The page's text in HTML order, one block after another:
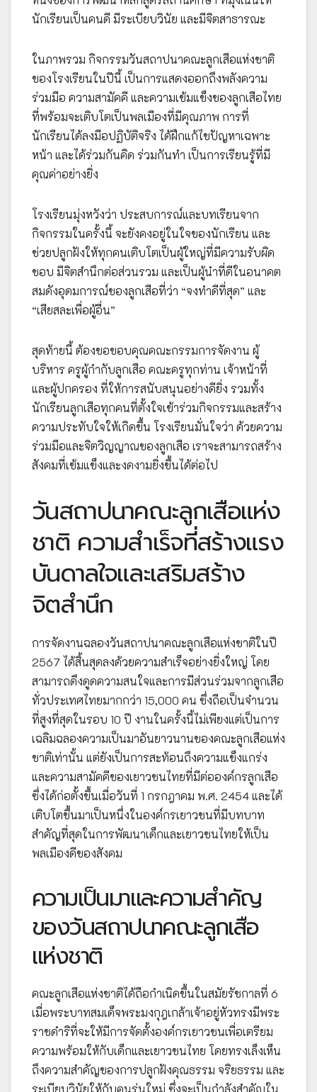
นักเรียนเป็นคนดี มีระเบียบวินัย และมีจิตสาธารณะ
ในภาพรวม กิจกรรมวันสถาปนาคณะลูกเสือแห่งชาติ
ของโรงเรียนในปีนี้ เป็นการแสดงออกถึงพลังความ
ร่วมมือ ความสามัคคี และความเข้มแข็งของลูกเสือไทย
ที่พร้อมจะเติบโตเป็นพลเมืองที่มีคุณภาพ การที่
นักเรียนได้ลงมือปฏิบัติจริง ได้ฝึกแก้ไขปัญหาเฉพาะ
หน้า และได้ร่วมกันคิด ร่วมกันทำ เป็นการเรียนรู้ที่มี
คุณค่าอย่างยิ่ง
โรงเรียนมุ่งหวังว่า ประสบการณ์และบทเรียนจาก
กิจกรรมในครั้งนี้ จะยังคงอยู่ในใจของนักเรียน และ
ช่วยปลูกฝังให้ทุกคนเติบโตเป็นผู้ใหญ่ที่มีความรับผิด
ชอบ มีจิตสำนึกต่อส่วนรวม และเป็นผู้นำที่ดีในอนาคต
สมดังอุดมการณ์ของลูกเสือที่ว่า “จงทำดีที่สุด” และ
“เสียสละเพื่อผู้อื่น”
สุดท้ายนี้ ต้องขอขอบคุณคณะกรรมการจัดงาน ผู้
บริหาร ครูผู้กำกับลูกเสือ คณะครูทุกท่าน เจ้าหน้าที่
และผู้ปกครอง ที่ให้การสนับสนุนอย่างดียิ่ง รวมทั้ง
นักเรียนลูกเสือทุกคนที่ตั้งใจเข้าร่วมกิจกรรมและสร้าง
ความประทับใจให้เกิดขึ้น โรงเรียนมั่นใจว่า ด้วยความ
ร่วมมือและจิตวิญญาณของลูกเสือ เราจะสามารถสร้าง
สังคมที่เข้มแข็งและงดงามยิ่งขึ้นได้ต่อไป
วันสถาปนาคณะลูกเสือแห่ง
ชาติ ความสำเร็จที่สร้างแรง
บันดาลใจและเสริมสร้าง
จิตสำนึก
การจัดงานฉลองวันสถาปนาคณะลูกเสือแห่งชาติในปี
2567 ได้สิ้นสุดลงด้วยความสำเร็จอย่างยิ่งใหญ่ โดย
สามารถดึงดูดความสนใจและการมีส่วนร่วมจากลูกเสือ
ทั่วประเทศไทยมากกว่า 15,000 คน ซึ่งถือเป็นจำนวน
ที่สูงที่สุดในรอบ 10 ปี งานในครั้งนี้ไม่เพียงแต่เป็นการ
เฉลิมฉลองความเป็นมาอันยาวนานของคณะลูกเสือแห่ง
ชาติเท่านั้น แต่ยังเป็นการสะท้อนถึงความแข็งแกร่ง
และความสามัคคีของเยาวชนไทยที่มีต่อองค์กรลูกเสือ
ซึ่งได้ก่อตั้งขึ้นเมื่อวันที่ 1 กรกฎาคม พ.ศ. 2454 และได้
เติบโตขึ้นมาเป็นหนึ่งในองค์กรเยาวชนที่มีบทบาท
สำคัญที่สุดในการพัฒนาเด็กและเยาวชนไทยให้เป็น
พลเมืองดีของสังคม
ความเป็นมาและความสำคัญ
ของวันสถาปนาคณะลูกเสือ
แห่งชาติ
คณะลูกเสือแห่งชาติได้ถือกำเนิดขึ้นในสมัยรัชกาลที่ 6
เมื่อพระบาทสมเด็จพระมงกุฎเกล้าเจ้าอยู่หัวทรงมีพระ
ราชดำริที่จะให้มีการจัดตั้งองค์กรเยาวชนเพื่อเตรียม
ความพร้อมให้กับเด็กและเยาวชนไทย โดยทรงเล็งเห็น
ถึงความสำคัญของการปลูกฝังคุณธรรม จริยธรรม และ
ระเบียบวินัยให้กับคนรุ่นใหม่ ซึ่งจะเป็นกำลังสำคัญใน